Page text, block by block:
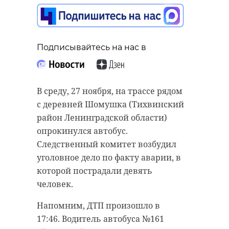
Подписывайтесь на нас в
В среду, 27 ноября, на трассе рядом
с деревней Шомушка (Тихвинский
район Ленинградской области)
опрокинулся автобус.
Следственный комитет возбудил
уголовное дело по факту аварии, в
которой пострадали девять
человек.
Напомним, ДТП произошло в
17:46. Водитель автобуса №161
Подписывайтесь на нас в
В спортивном комплексе "Выборг"
сегодня, 27 ноября, завершился
международный турнир по
индорхоккею "Кубок
Содружества".
Соревнования собрали 14
сильнейших команд из стран СНГ
и России.
Подписывайтесь на нас в
Тихвинская городская
прокуратура организовала
проверку по факту ДТП с
автобусом возле деревни
Кайвакса. Сегодня, 27 ноября, здесь
опрокинулся автобус вместе с
пассажирами.